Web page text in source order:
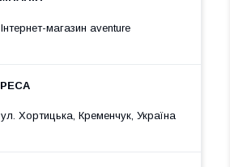
Інтернет-магазин aventure
ул. Хортицька, Кременчук, Україна